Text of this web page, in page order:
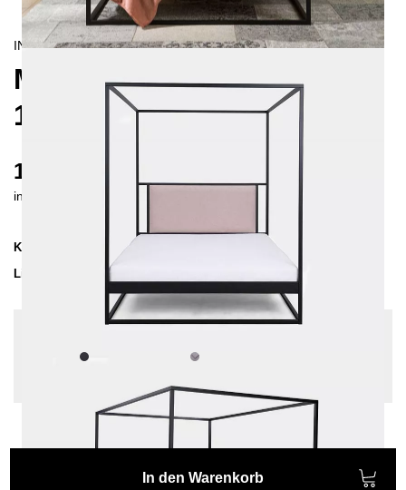
INDUSTRIAL/CONTEMPORAIN
MOLIS HIMMELBETT
160X200
1625 €
inkl. MwSt. inkl. Versandkosten (DE)
Kollektion
Lieferzeit
| vsl. 31. Aug - 7. Sep
In den Warenkorb